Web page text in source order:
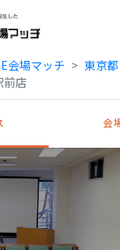
会場マッチ
東京都
前店
会